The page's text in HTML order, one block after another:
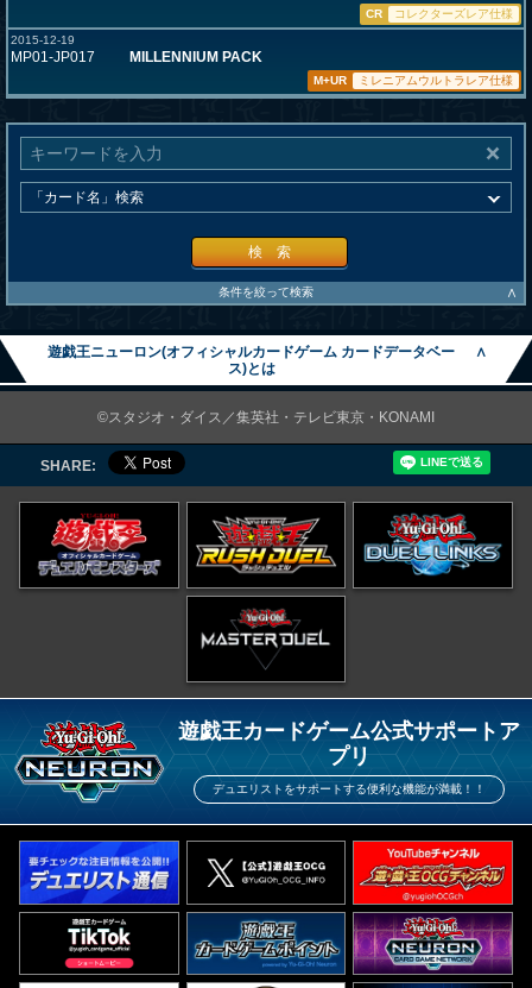
CR
コレクターズレア仕様
2015-12-19
MP01-JP017 MILLENNIUM PACK
M+UR ミレニアムウルトラレア仕様
検 索
条件を絞って検索 ∧
遊戯王ニューロン(オフィシャルカードゲーム カードデータベー
ス)とは
∧
©スタジオ・ダイス／集英社・テレビ東京・KONAMI
SHARE:
遊戯王カードゲーム公式サポートア
プリ
デュエリストをサポートする便利な機能が満載！！